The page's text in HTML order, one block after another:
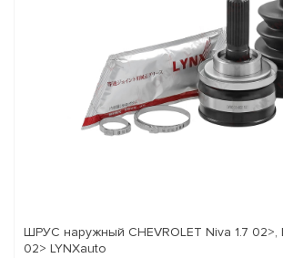
ШРУС наружный CHEVROLET Niva 1.7 02>,
02> LYNXauto